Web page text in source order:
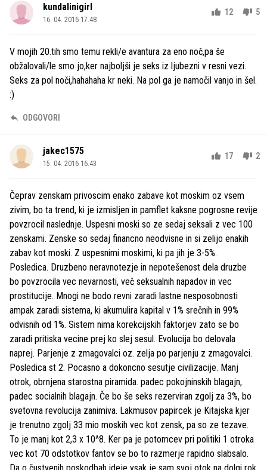
kundalinigirl
16. 04. 2016 17.48
12 5
V mojih 20.tih smo temu rekli/e avantura za eno noč,pa še
obžalovali/le smo jo,ker najboljši je seks iz ljubezni v resni vezi.
Seks za pol noči,hahahaha kr neki. Na pol ga je namočil vanjo in šel.
:)
ODGOVORI
jakec1575
15. 04. 2016 16.43
17 2
Čeprav zenskam privoscim enako zabave kot moskim oz vsem
zivim, bo ta trend, ki je izmisljen in pamflet kaksne pogrosne revije
povzrocil naslednje. Uspesni moski so ze sedaj seksali z vec 100
zenskami. Zenske so sedaj financno neodvisne in si zelijo enakih
zabav kot moski. Z uspesnimi moskimi, ki pa jih je 3-5%.
Posledica. Druzbeno neravnotezje in nepotešenost dela druzbe
bo povzrocila vec nevarnosti, več seksualnih napadov in vec
prostitucije. Mnogi ne bodo revni zaradi lastne nesposobnosti
ampak zaradi sistema, ki akumulira kapital v 1% srečnih in 99%
odvisnih od 1%. Sistem nima korekcijskih faktorjev zato se bo
zaradi pritiska vecine prej ko slej sesul. Evolucija bo delovala
naprej. Parjenje z zmagovalci oz. zelja po parjenju z zmagovalci.
Posledica st 2. Pocasno a dokoncno sesutje civilizacije. Manj
otrok, obrnjena starostna piramida. padec pokojninskih blagajn,
padec socialnih blagajn. Če bo še seks rezerviran zgolj za 3%, bo
svetovna revolucija zanimiva. Lakmusov papircek je Kitajska kjer
je trenutno zgolj 33 mio moskih vec kot zensk, pa so ze tezave.
To je manj kot 2,3 x 10^8. Ker pa je potomcev pri politiki 1 otroka
vec kot 70 odstotkov fantov se bo to razmerje rapidno slabsalo.